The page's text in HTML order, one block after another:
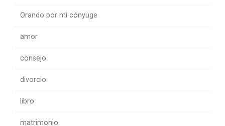
Orando por mi cónyuge
amor
consejo
divorcio
libro
matrimonio